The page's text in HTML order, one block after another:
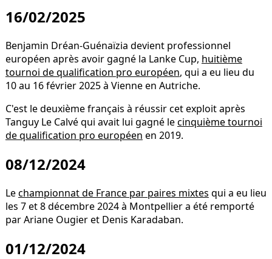
16/02/2025
Benjamin Dréan-Guénaïzia devient professionnel
européen après avoir gagné la Lanke Cup, huitième
tournoi de qualification pro européen, qui a eu lieu du
10 au 16 février 2025 à Vienne en Autriche.
C'est le deuxième français à réussir cet exploit après
Tanguy Le Calvé qui avait lui gagné lecinquième tournoi
de qualification pro européen en 2019.
08/12/2024
Lechampionnat de France par paires mixtes qui a eu lieu
les 7 et 8 décembre 2024 à Montpellier a été remporté
par Ariane Ougier et Denis Karadaban.
01/12/2024